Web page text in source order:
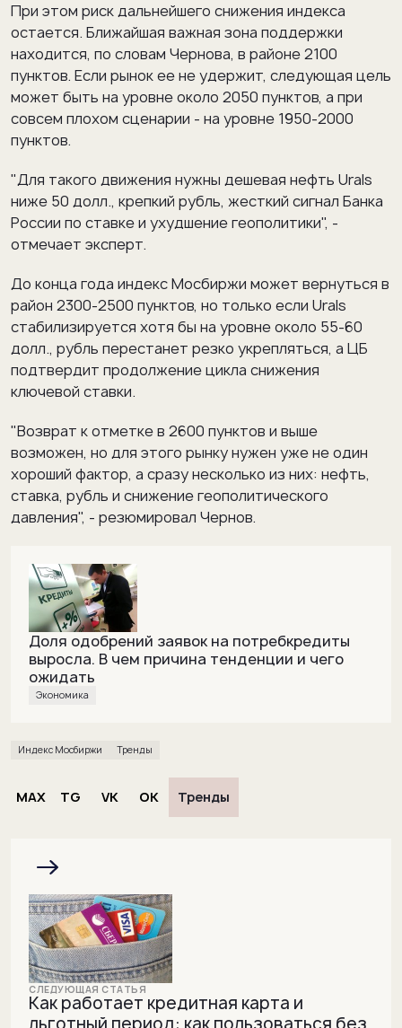
При этом риск дальнейшего снижения индекса
остается. Ближайшая важная зона поддержки
находится, по словам Чернова, в районе 2100
пунктов. Если рынок ее не удержит, следующая цель
может быть на уровне около 2050 пунктов, а при
совсем плохом сценарии - на уровне 1950-2000
пунктов.
"Для такого движения нужны дешевая нефть Urals
ниже 50 долл., крепкий рубль, жесткий сигнал Банка
России по ставке и ухудшение геополитики", -
отмечает эксперт.
До конца года индекс Мосбиржи может вернуться в
район 2300-2500 пунктов, но только если Urals
стабилизируется хотя бы на уровне около 55-60
долл., рубль перестанет резко укрепляться, а ЦБ
подтвердит продолжение цикла снижения
ключевой ставки.
"Возврат к отметке в 2600 пунктов и выше
возможен, но для этого рынку нужен уже не один
хороший фактор, а сразу несколько из них: нефть,
ставка, рубль и снижение геополитического
давления", - резюмировал Чернов.
Доля одобрений заявок на потребкредиты
выросла. В чем причина тенденции и чего
ожидать
Экономика
Индекс Мосбиржи Тренды
MAX TG VK OK Тренды
Как работает кредитная карта и